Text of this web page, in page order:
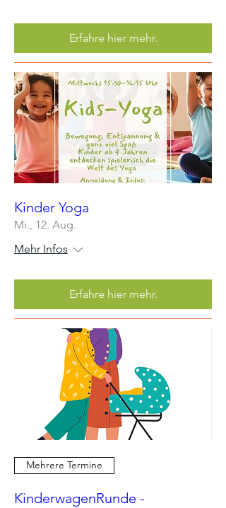
Erfahre hier mehr.
Kinder Yoga
Mi., 12. Aug.
Mehr Infos
Erfahre hier mehr.
Mehrere Termine
KinderwagenRunde -